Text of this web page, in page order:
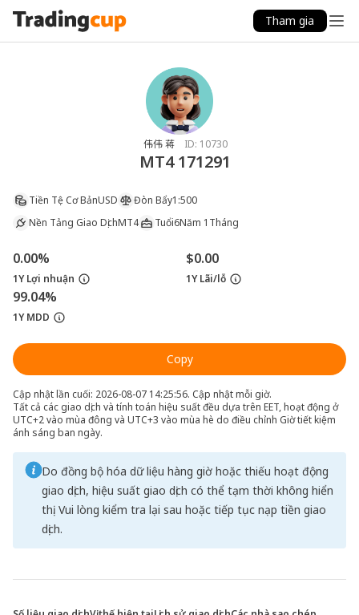
Tham gia
伟伟 蒋 ID: 10730
MT4 171291
Tiền Tệ Cơ BảnUSD Đòn Bẩy1:500
Nền Tảng Giao DịchMT4 Tuổi6Năm 1Tháng
0.00%
1Y Lợi nhuận
$0.00
1Y Lãi/lỗ
99.04%
1Y MDD
Copy
Cập nhật lần cuối: 2026-08-07 14:25:56. Cập nhật mỗi giờ.
Tất cả các giao dịch và tính toán hiệu suất đều dựa trên EET, hoạt động ở
UTC+2 vào mùa đông và UTC+3 vào mùa hè do điều chỉnh Giờ tiết kiệm
ánh sáng ban ngày.
Do đồng bộ hóa dữ liệu hàng giờ hoặc thiếu hoạt động
giao dịch, hiệu suất giao dịch có thể tạm thời không hiển
thị. Vui lòng kiểm tra lại sau hoặc tiếp tục nạp tiền giao
dịch.